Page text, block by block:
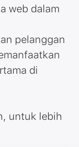
web dalam
pelanggan
di
untuk lebih